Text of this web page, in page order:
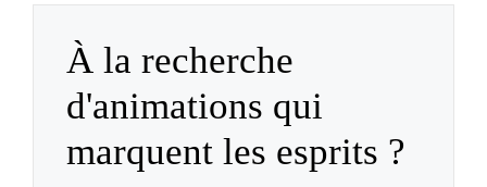
À la recherche
d'animations qui
marquent les esprits ?